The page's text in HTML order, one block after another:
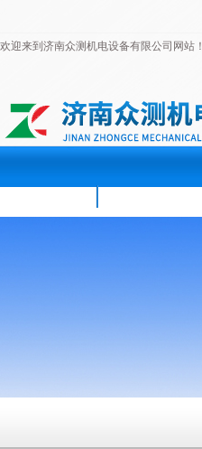
欢迎来到济南众测机电设备有限公司网站！